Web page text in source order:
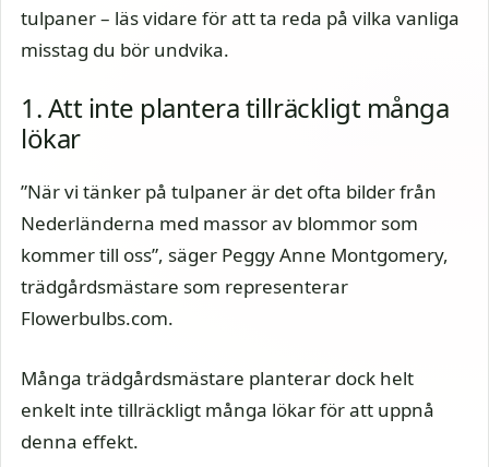
tulpaner – läs vidare för att ta reda på vilka vanliga
misstag du bör undvika.
1. Att inte plantera tillräckligt många
lökar
”När vi tänker på tulpaner är det ofta bilder från
Nederländerna med massor av blommor som
kommer till oss”, säger Peggy Anne Montgomery,
trädgårdsmästare som representerar
Flowerbulbs.com.
Många trädgårdsmästare planterar dock helt
enkelt inte tillräckligt många lökar för att uppnå
denna effekt.